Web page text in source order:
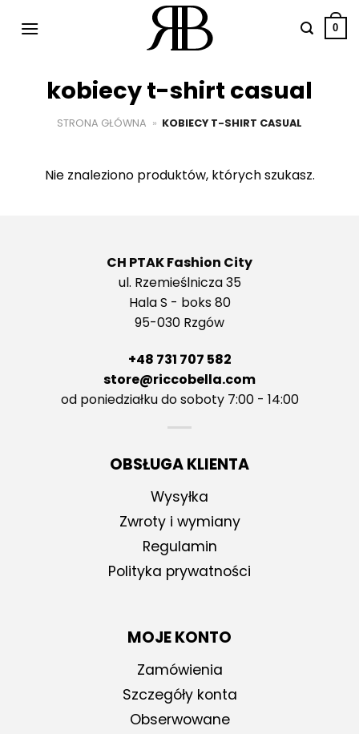
0
kobiecy t-shirt casual
STRONA GŁÓWNA » KOBIECY T-SHIRT CASUAL
Nie znaleziono produktów, których szukasz.
CH PTAK Fashion City
ul. Rzemieślnicza 35
Hala S - boks 80
95-030 Rzgów
+48 731 707 582
store@riccobella.com
od poniedziałku do soboty 7:00 - 14:00
OBSŁUGA KLIENTA
Wysyłka
Zwroty i wymiany
Regulamin
Polityka prywatności
MOJE KONTO
Zamówienia
Szczegóły konta
Obserwowane